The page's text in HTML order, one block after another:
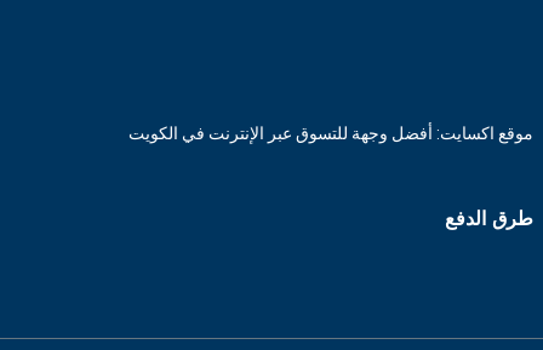
موقع اكسايت: أفضل وجهة للتسوق عبر الإنترنت في الكويت
طرق الدفع